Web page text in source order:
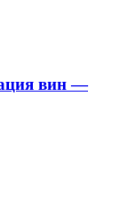
вин —